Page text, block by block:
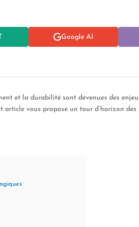
Google AI
et la durabilité sont devenues des
article vous propose un tour d’horizon